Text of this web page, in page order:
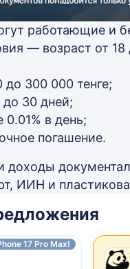
работающие и
— возраст от
300 000 тенге;
до 30 дней;
0.01% в день;
погашение.
доходы
ИИН и
17 Pro Max!